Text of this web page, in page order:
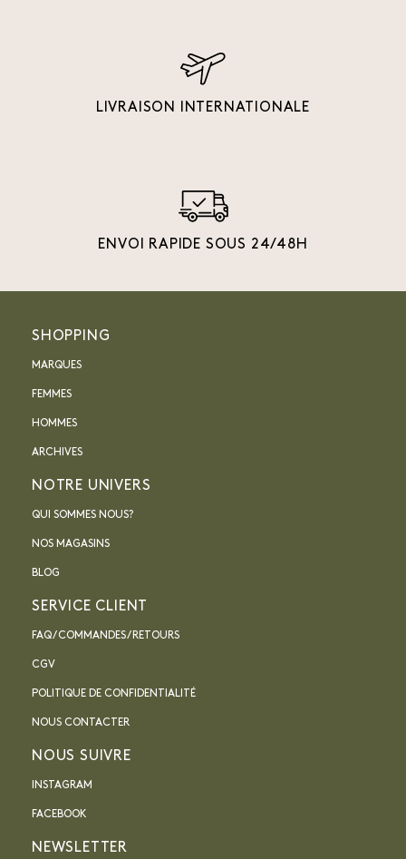
LIVRAISON INTERNATIONALE
ENVOI RAPIDE SOUS 24/48H
SHOPPING
MARQUES
FEMMES
HOMMES
ARCHIVES
NOTRE UNIVERS
QUI SOMMES NOUS?
NOS MAGASINS
BLOG
SERVICE CLIENT
FAQ / COMMANDES / RETOURS
CGV
POLITIQUE DE CONFIDENTIALITÉ
NOUS CONTACTER
NOUS SUIVRE
INSTAGRAM
FACEBOOK
NEWSLETTER